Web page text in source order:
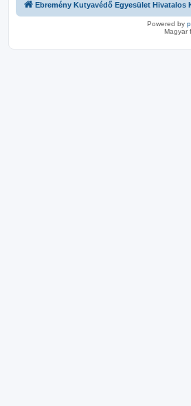
Ebremény Kutyavédő Egyesület Hivatalos
Powered by
Magyar